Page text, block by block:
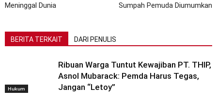
Meninggal Dunia
Sumpah Pemuda Diumumkan
BERITA TERKAIT DARI PENULIS
Hukum
Ribuan Warga Tuntut Kewajiban PT. THIP,
Asnol Mubarack: Pemda Harus Tegas,
Jangan “Letoy”